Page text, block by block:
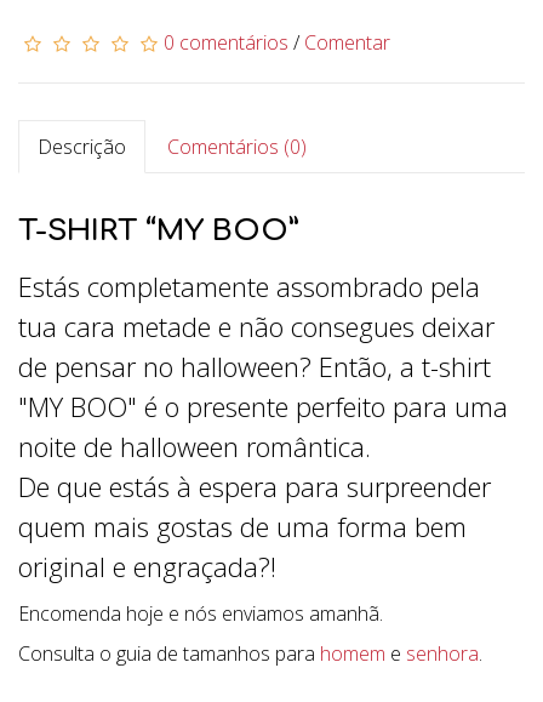
0 comentários /Comentar
Descrição Comentários (0)
T-SHIRT “MY BOO”
Estás completamente assombrado pela
tua cara metade e não consegues deixar
de pensar no halloween? Então, a t-shirt
"MY BOO" é o presente perfeito para uma
noite de halloween romântica.
De que estás à espera para surpreender
quem mais gostas de uma forma bem
original e engraçada?!
Encomenda hoje e nós enviamos amanhã.
Consulta o guia de tamanhos para homem e senhora.